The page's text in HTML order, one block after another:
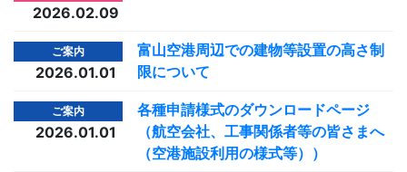
2026.02.09
ご案内
2026.01.01
富山空港周辺での建物等設置の高さ制
限について
ご案内
2026.01.01
各種申請様式のダウンロードページ
（航空会社、工事関係者等の皆さまへ
（空港施設利用の様式等））